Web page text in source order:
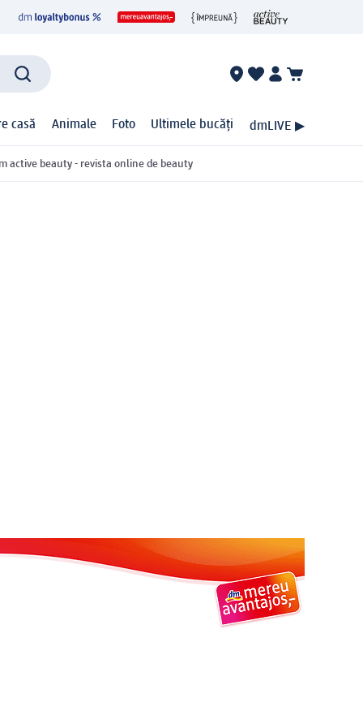
casă Animale Foto Ultimele bucăți dmLIVE ▶
active beauty - revista online de beauty